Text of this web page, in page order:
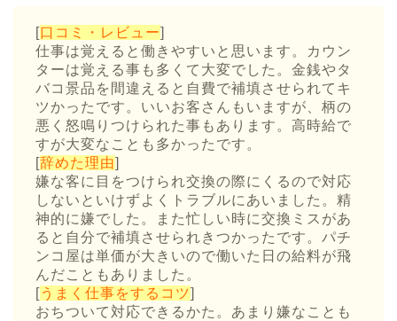
[口コミ・レビュー]
仕事は覚えると働きやすいと思います。カウン
ターは覚える事も多くて大変でした。金銭やタ
バコ景品を間違えると自費で補填させられてキ
ツかったです。いいお客さんもいますが、柄の
悪く怒鳴りつけられた事もあります。高時給で
すが大変なことも多かったです。
[辞めた理由]
嫌な客に目をつけられ交換の際にくるので対応
しないといけずよくトラブルにあいました。精
神的に嫌でした。また忙しい時に交換ミスがあ
ると自分で補填させられきつかったです。パチ
ンコ屋は単価が大きいので働いた日の給料が飛
んだこともありました。
[うまく仕事をするコツ]
おちついて対応できるかた。あまり嫌なことも